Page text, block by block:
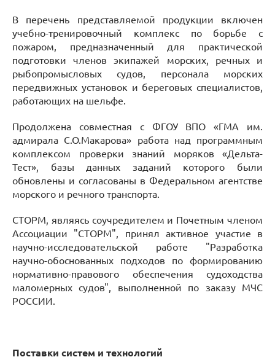
В перечень представляемой продукции включен
учебно-тренировочный комплекс по борьбе с
пожаром, предназначенный для практической
подготовки членов экипажей морских, речных и
рыбопромысловых судов, персонала морских
передвижных установок и береговых специалистов,
работающих на шельфе.
Продолжена совместная с ФГОУ ВПО «ГМА им.
адмирала С.О.Макарова» работа над программным
комплексом проверки знаний моряков «Дельта-
Тест», базы данных заданий которого были
обновлены и согласованы в Федеральном агентстве
морского и речного транспорта.
СТОРМ, являясь соучредителем и Почетным членом
Ассоциации "СТОРМ", принял активное участие в
научно-исследовательской работе "Разработка
научно-обоснованных подходов по формированию
нормативно-правового обеспечения судоходства
маломерных судов", выполненной по заказу МЧС
РОССИИ.
Поставки систем и технологий